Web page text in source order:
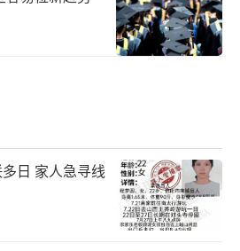
布会的时间是11月20日。
强调“因为账户冻结，差点
进行赔偿，却声称因30700
点流落街头”，也值得深
日 家人急寻线